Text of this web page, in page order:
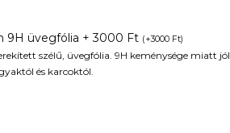
9H üvegfólia + 3000 Ft (+3000 Ft)
szélű, üvegfólia. 9H keménysége miatt jól
és karcoktól.